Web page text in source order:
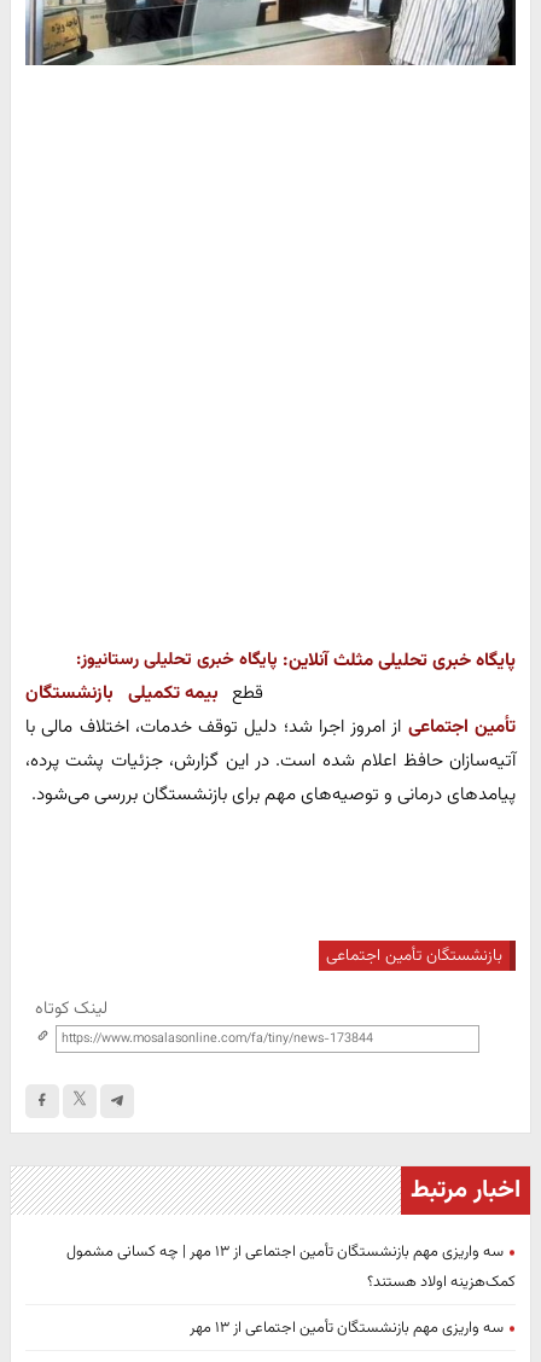
پایگاه خبری تحلیلی مثلث آنلاین: پایگاه خبری تحلیلی رستانیوز:
قطع بیمه تکمیلی بازنشستگان
تأمین اجتماعی از امروز اجرا شد؛ دلیل توقف خدمات، اختلاف مالی با
آتیه‌سازان حافظ اعلام شده است. در این گزارش، جزئیات پشت پرده،
پیامدهای درمانی و توصیه‌های مهم برای بازنشستگان بررسی می‌شود.
بازنشستگان تأمین اجتماعی
لینک کوتاه
اخبار مرتبط
سه واریزی مهم بازنشستگان تأمین اجتماعی از ۱۳ مهر | چه کسانی مشمول
کمک‌هزینه اولاد هستند؟
سه واریزی مهم بازنشستگان تأمین اجتماعی از ۱۳ مهر